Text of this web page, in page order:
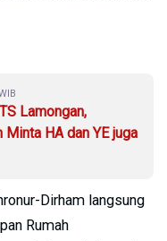
Lamongan,
Minta HA dan YE juga
Dirham langsung
Rumah